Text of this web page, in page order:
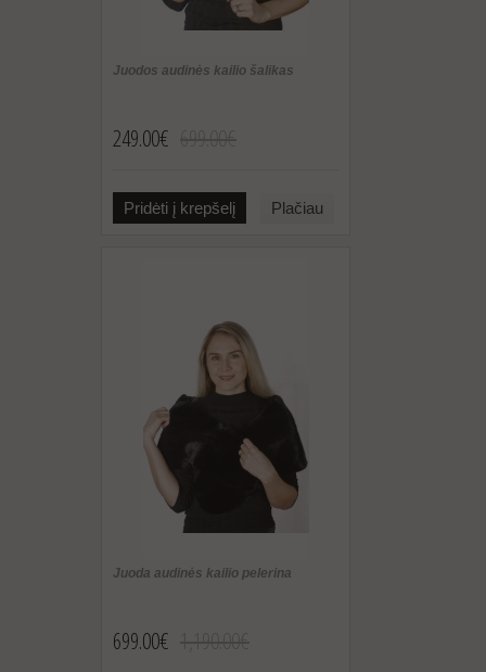
Juodos audinės kailio šalikas
249.00€
Pridėti į krepšelį Plačiau
Juoda audinės kailio pelerina
699.00€